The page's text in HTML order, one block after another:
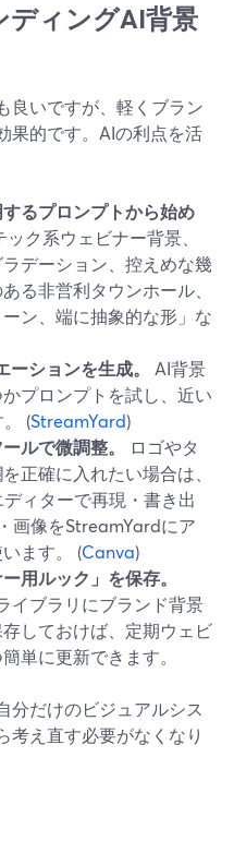
ディングAI背景
良いですが、軽くブラン
果的です。AIの利点を活
るプロンプトから始め
ク系ウェビナー背景、
デーション、控えめな幾
る非営利タウンホール、
ン、端に抽象的な形」な
ションを生成。
AI背景
プロンプトを試し、近い
(StreamYard)
ルで微調整。
ロゴやタ
正確に入れたい場合は、
ィターで再現・書き出
画像をStreamYardにア
ます。 (Canva)
用ルック」を保存。
イブラリにブランド背景
しておけば、定期ウェビ
単に更新できます。
分だけのビジュアルシス
考え直す必要がなくなり